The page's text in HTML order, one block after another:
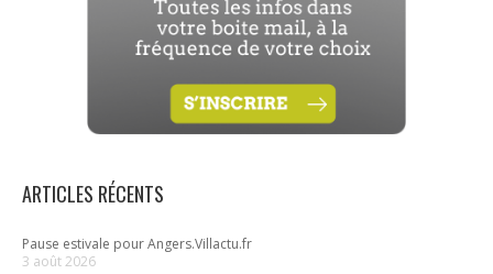
ARTICLES RÉCENTS
Pause estivale pour Angers.Villactu.fr
3 août 2026